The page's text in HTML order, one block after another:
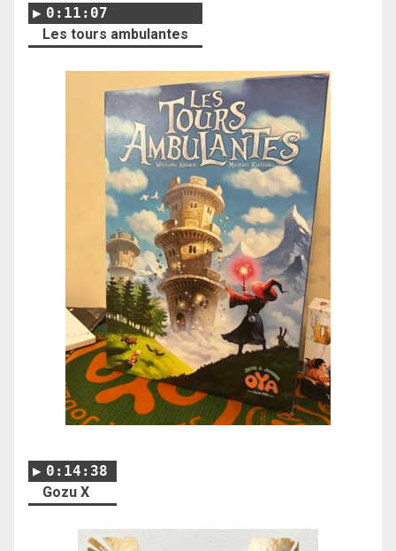
0:11:07
Les tours ambulantes
0:14:38
Gozu X